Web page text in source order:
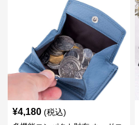
¥4,180 (税込)